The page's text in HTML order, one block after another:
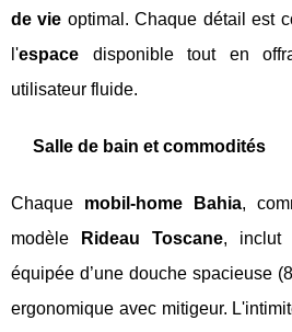
de vie optimal. Chaque détail est
l'espace disponible tout en
utilisateur fluide.
Salle de bain et commodités
Chaque mobil-home Bahia,
modèle
Rideau Toscane,
équipée d’une douche spacieuse
ergonomique avec mitigeur.